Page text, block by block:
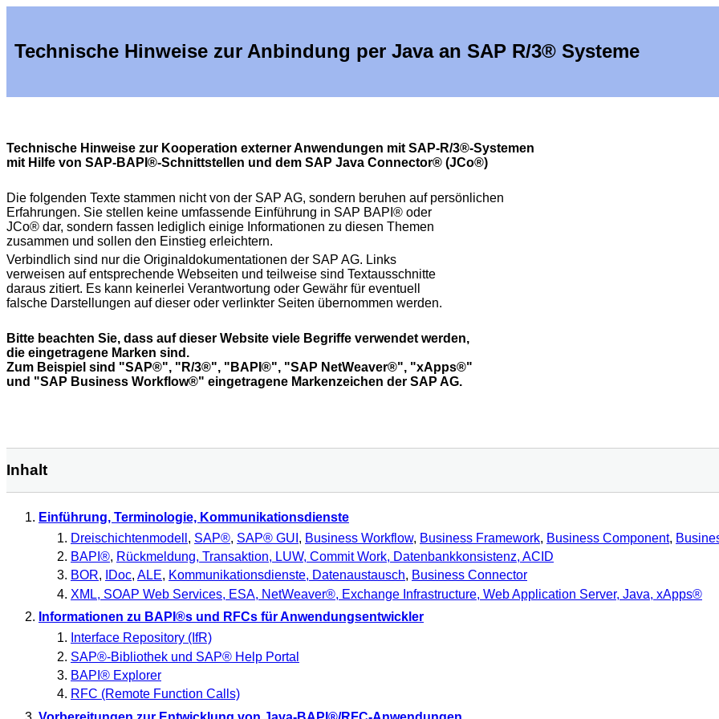
Technische Hinweise zur Anbindung per Java an SAP R/3® Systeme
Technische Hinweise zur Kooperation externer Anwendungen mit SAP-R/3®-Systemen
mit Hilfe von SAP-BAPI®-Schnittstellen und dem SAP Java Connector® (JCo®)
Die folgenden Texte stammen nicht von der SAP AG, sondern beruhen auf persönlichen
Erfahrungen. Sie stellen keine umfassende Einführung in SAP BAPI® oder
JCo® dar, sondern fassen lediglich einige Informationen zu diesen Themen
zusammen und sollen den Einstieg erleichtern.
Verbindlich sind nur die Originaldokumentationen der SAP AG. Links
verweisen auf entsprechende Webseiten und teilweise sind Textausschnitte
daraus zitiert. Es kann keinerlei Verantwortung oder Gewähr für eventuell
falsche Darstellungen auf dieser oder verlinkter Seiten übernommen werden.
Bitte beachten Sie, dass auf dieser Website viele Begriffe verwendet werden,
die eingetragene Marken sind.
Zum Beispiel sind "SAP®", "R/3®", "BAPI®", "SAP NetWeaver®", "xApps®"
und "SAP Business Workflow®" eingetragene Markenzeichen der SAP AG.
Inhalt
Einführung, Terminologie, Kommunikationsdienste
Dreischichtenmodell , SAP®, SAP® GUI , Business Workflow, Business Framework, Business Component,
BAPI®, Rückmeldung, Transaktion, LUW, Commit Work, Datenbankkonsistenz, ACID
BOR, IDoc, ALE, Kommunikationsdienste, Datenaustausch, Business Connector
XML, SOAP Web Services, ESA, NetWeaver®, Exchange Infrastructure, Web Application Server, Java, xApps®
Informationen zu BAPI®s und RFCs für Anwendungsentwickler
Interface Repository (IfR)
SAP®-Bibliothek und SAP® Help Portal
BAPI® Explorer
RFC (Remote Function Calls)